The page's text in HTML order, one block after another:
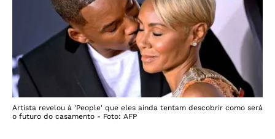
Artista revelou à 'People' que eles ainda tentam descobrir como será
o futuro do casamento - Foto: AFP